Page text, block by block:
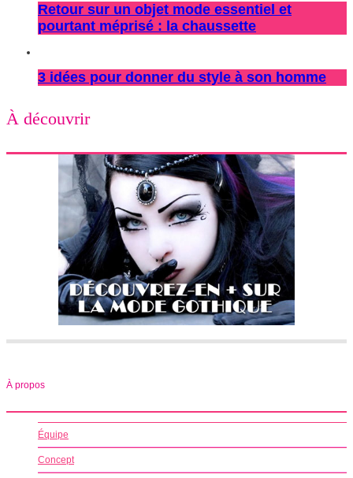
Retour sur un objet mode essentiel et
pourtant méprisé : la chaussette
3 idées pour donner du style à son homme
À découvrir
À propos
Équipe
Concept